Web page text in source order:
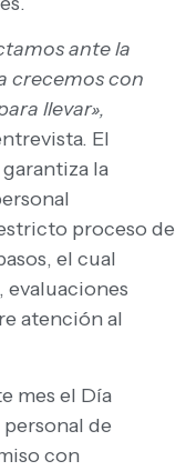
ante la
crecemos con
llevar»,
El
la
proceso de
el cual
evaluaciones
atención al
mes el Día
de
con